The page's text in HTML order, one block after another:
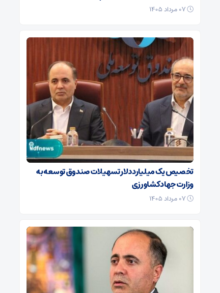
تخصیص یک میلیارد دلار تسهیلات صندوق توسعه به
وزارت جهاد کشاورزی